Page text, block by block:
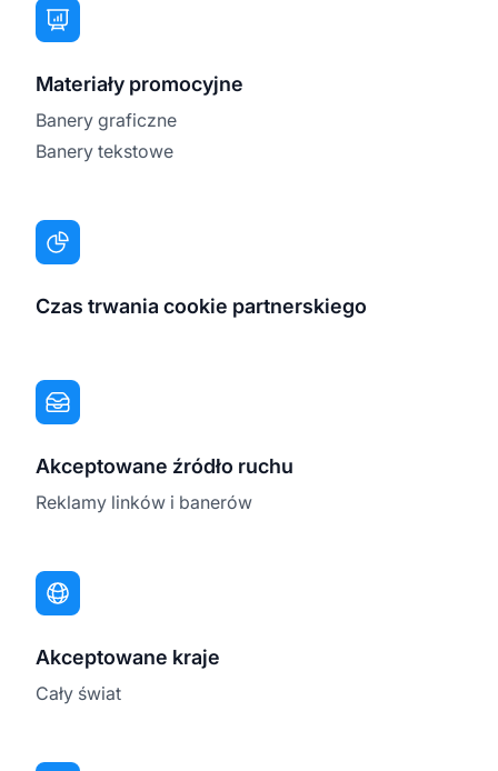
Materiały promocyjne
Banery graficzne
Banery tekstowe
Czas trwania cookie partnerskiego
Akceptowane źródło ruchu
Reklamy linków i banerów
Akceptowane kraje
Cały świat